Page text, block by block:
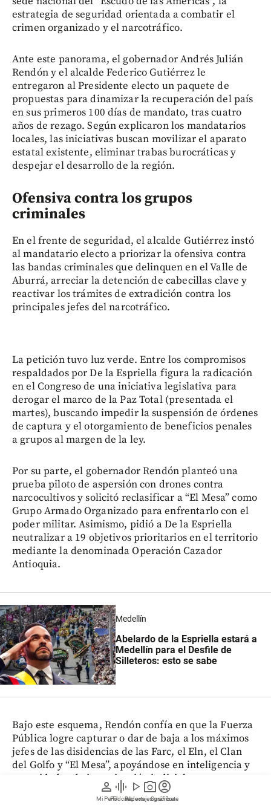
person
Mi Perfil
graphic_eq
Pódcast
play_arrow
Videos
photo_camera
Reportajes gráficos
account_circle
Suscríbete
estrategia de seguridad orientada a combatir el
crimen organizado y el narcotráfico.
Ante este panorama, el gobernador Andrés Julián
Rendón y el alcalde Federico Gutiérrez le
entregaron al Presidente electo un paquete de
propuestas para dinamizar la recuperación del país
en sus primeros 100 días de mandato, tras cuatro
años de rezago. Según explicaron los mandatarios
locales, las iniciativas buscan movilizar el aparato
estatal existente, eliminar trabas burocráticas y
despejar el desarrollo de la región.
Ofensiva contra los grupos
criminales
En el frente de seguridad, el alcalde Gutiérrez instó
al mandatario electo a priorizar la ofensiva contra
las bandas criminales que delinquen en el Valle de
Aburrá, arreciar la detención de cabecillas clave y
reactivar los trámites de extradición contra los
principales jefes del narcotráfico.
La petición tuvo luz verde. Entre los compromisos
respaldados por De la Espriella figura la radicación
en el Congreso de una iniciativa legislativa para
derogar el marco de la Paz Total (presentada el
martes), buscando impedir la suspensión de órdenes
de captura y el otorgamiento de beneficios penales
a grupos al margen de la ley.
Por su parte, el gobernador Rendón planteó una
prueba piloto de aspersión con drones contra
narcocultivos y solicitó reclasificar a “El Mesa” como
Grupo Armado Organizado para enfrentarlo con el
poder militar. Asimismo, pidió a De la Espriella
neutralizar a 19 objetivos prioritarios en el territorio
mediante la denominada Operación Cazador
Antioquia.
Medellín
Abelardo de la Espriella estará a
Medellín para el Desfile de
Silleteros: esto se sabe
Bajo este esquema, Rendón confía en que la Fuerza
Pública logre capturar o dar de baja a los máximos
jefes de las disidencias de las Farc, el Eln, el Clan
del Golfo y “El Mesa”, apoyándose en inteligencia y
capacidades de investigación judicial.